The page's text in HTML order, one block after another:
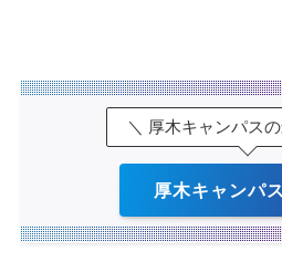
＼ 厚木キャンパス
厚木キャンパ